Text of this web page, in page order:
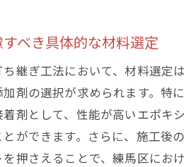
べき具体的な材料選定
継ぎ工法において、材料選定
剤の選択が求められます。特
剤として、性能が高いエポキ
ができます。さらに、施工後
押さえることで、練馬区にお